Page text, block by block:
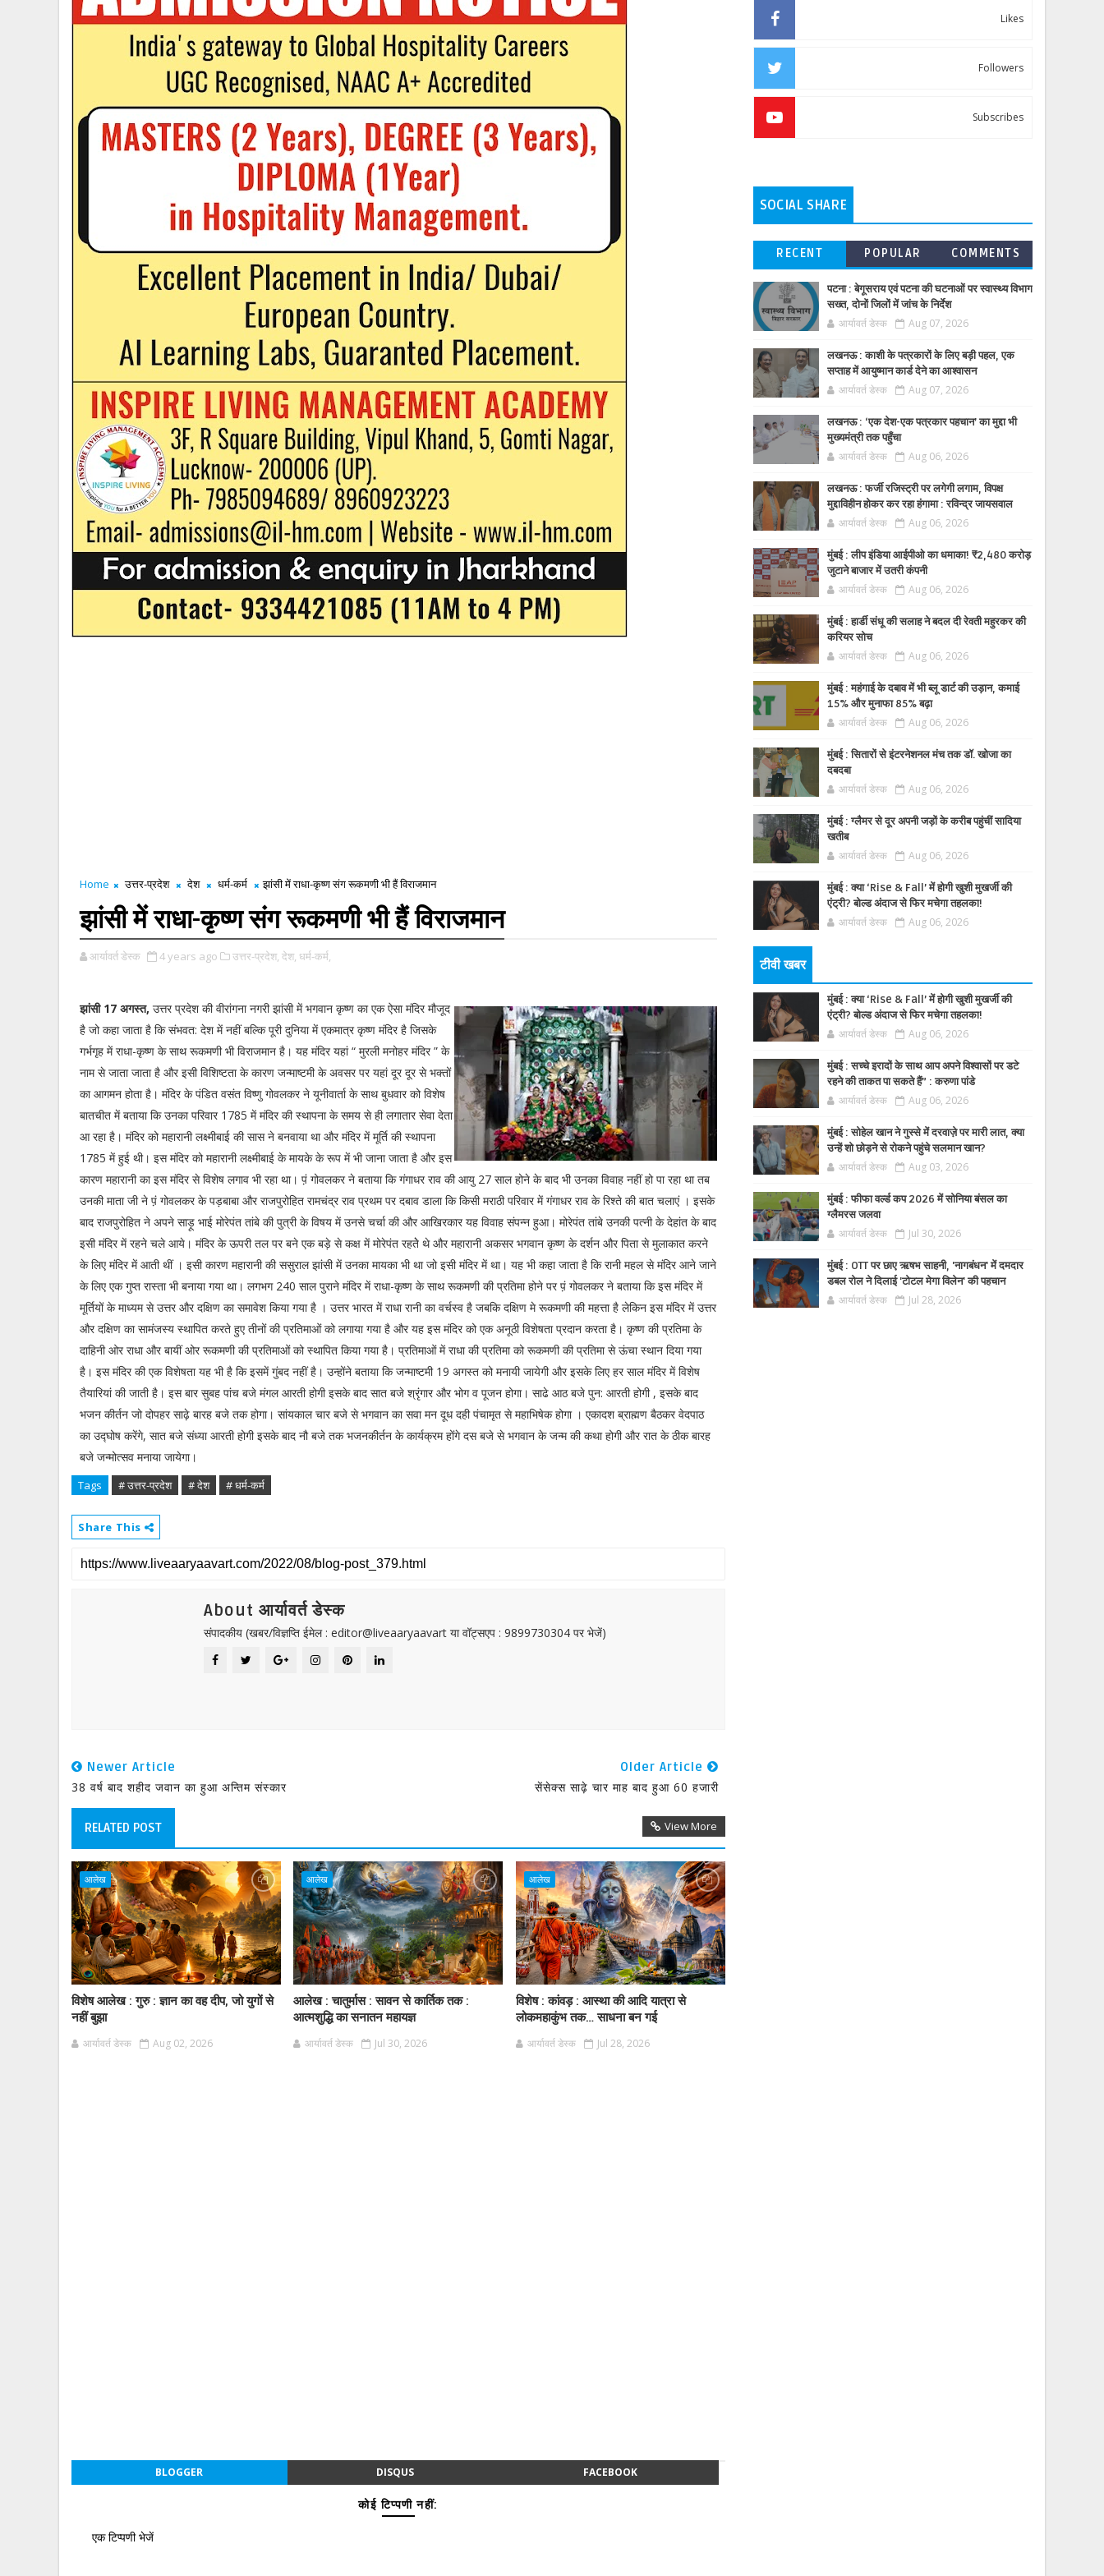
Home उत्तर-प्रदेश देश धर्म-कर्म झांसी में राधा-कृष्ण संग रूकमणी भी हैं विराजमान
झांसी में राधा-कृष्ण संग रूकमणी भी हैं विराजमान
आर्यावर्त डेस्क 4 years ago उत्तर-प्रदेश, देश, धर्म-कर्म,
झांसी 17 अगस्त, उत्तर प्रदेश की वीरांगना नगरी झांसी में भगवान कृष्ण का एक ऐसा मंदिर मौजूद
है जो कहा जाता है कि संभवत: देश में नहीं बल्कि पूरी दुनिया में एकमात्र कृष्ण मंदिर है जिसके
गर्भगृह में राधा-कृष्ण के साथ रूकमणी भी विराजमान है। यह मंदिर यहां “ मुरली मनोहर मंदिर ” के
नाम से जाता जाता है और इसी विशिष्टता के कारण जन्माष्टमी के अवसर पर यहां दूर दूर से भक्तों
का आगमन होता है। मंदिर के पंडित वसंत विष्णु गोवलकर ने यूनीवार्ता के साथ बुधवार को विशेष
बातचीत में बताया कि उनका परिवार 1785 में मंदिर की स्थापना के समय से ही लगातार सेवा देता
आ रहा है। मंदिर को महारानी लक्ष्मीबाई की सास ने बनवाया था और मंदिर में मूर्ति की स्थापना
1785 में हुई थी। इस मंदिर को महारानी लक्ष्मीबाई के मायके के रूप में भी जाना जाता है और इस
कारण महारानी का इस मंदिर से विशेष लगाव भी रहा था। प़ं गोवलकर ने बताया कि गंगाधर राव की आयु 27 साल होने के बाद भी उनका विवाह नहीं हो पा रहा था तब
उनकी माता जी ने प़ं गोवलकर के पड़बाबा और राजपुरोहित रामचंद्र राव प्रथम पर दबाव डाला कि किसी मराठी परिवार में गंगाधर राव के रिश्ते की बात चलाएं । इसके
बाद राजपुरोहित ने अपने साड़ू भाई मोरेपंत तांबे की पुत्री के विषय में उनसे चर्चा की और आखिरकार यह विवाह संपन्न हुआ। मोरेपंत तांबे उनकी पत्नी के देहांत के बाद
इसी मंदिर में रहने चले आये। मंदिर के ऊपरी तल पर बने एक बड़े से कक्ष में मोरेपंत रहतेे थे और महारानी अकसर भगवान कृष्ण के दर्शन और पिता से मुलाकात करने
के लिए मंदिर में आती थीं । इसी कारण महारानी की ससुराल झांसी में उनका मायका भी था जो इसी मंदिर में था। यह भी कहा जाता है कि रानी महल से मंदिर आने जाने
के लिए एक गुप्त रास्ता भी बनाया गया था। लगभग 240 साल पुराने मंदिर में राधा-कृष्ण के साथ रूकमणी की प्रतिमा होने पर प़ं गोवलकर ने बताया कि इस मंदिर में
मूर्तियों के माध्यम से उत्तर और दक्षिण का समावेश किया गया है । उत्तर भारत में राधा रानी का वर्चस्व है जबकि दक्षिण मे रूकमणी की महत्ता है लेकिन इस मंदिर में उत्तर
और दक्षिण का सामंजस्य स्थापित करते हुए तीनों की प्रतिमाओं को लगाया गया है और यह इस मंदिर को एक अनूठी विशेषता प्रदान करता है। कृष्ण की प्रतिमा के
दाहिनी ओर राधा और बायीं ओर रूकमणी की प्रतिमाओं को स्थापित किया गया है। प्रतिमाओं में राधा की प्रतिमा को रूकमणी की प्रतिमा से ऊंचा स्थान दिया गया
है। इस मंदिर की एक विशेषता यह भी है कि इसमें गुंबद नहीं है। उन्होंने बताया कि जन्माष्टमी 19 अगस्त को मनायी जायेगी और इसके लिए हर साल मंदिर में विशेष
तैयारियां की जाती है। इस बार सुबह पांच बजे मंगल आरती होगी इसके बाद सात बजे श्रृंगार और भोग व पूजन होगा। साढे आठ बजे पुन: आरती होगी , इसके बाद
भजन कीर्तन जो दोपहर साढ़े बारह बजे तक होगा। सांयकाल चार बजे से भगवान का सवा मन दूध दही पंचामृत से महाभिषेक होगा । एकादश ब्राह्मण बैठकर वेदपाठ
का उद्घोष करेंगे, सात बजे संध्या आरती होगी इसके बाद नौ बजे तक भजनकीर्तन के कार्यक्रम होंगे दस बजे से भगवान के जन्म की कथा होगी और रात के ठीक बारह
बजे जन्मोत्सव मनाया जायेगा।
Tags # उत्तर-प्रदेश # देश # धर्म-कर्म
Share This
About आर्यावर्त डेस्क
संपादकीय (खबर/विज्ञप्ति ईमेल : editor@liveaaryaavart या वॉट्सएप : 9899730304 पर भेजें)
Newer Article
38 वर्ष बाद शहीद जवान का हुआ अन्तिम संस्कार
Older Article
सेंसेक्स साढ़े चार माह बाद हुआ 60 हजारी
RELATED POST View More
आलेख
विशेष आलेख : गुरु : ज्ञान का वह दीप, जो युगों से
नहीं बुझा
आर्यावर्त डेस्क Aug 02, 2026
आलेख
आलेख : चातुर्मास : सावन से कार्तिक तक :
आत्मशुद्धि का सनातन महायज्ञ
आर्यावर्त डेस्क Jul 30, 2026
आलेख
विशेष : कांवड़ : आस्था की आदि यात्रा से
लोकमहाकुंभ तक… साधना बन गई
आर्यावर्त डेस्क Jul 28, 2026
BLOGGER DISQUS FACEBOOK
कोई टिप्पणी नहीं:
एक टिप्पणी भेजें
Likes
Followers
Subscribes
SOCIAL SHARE
RECENT POPULAR COMMENTS
पटना : बेगूसराय एवं पटना की घटनाओं पर स्वास्थ्य विभाग
सख्त, दोनों जिलों में जांच के निर्देश
आर्यावर्त डेस्क Aug 07, 2026
लखनऊ : काशी के पत्रकारों के लिए बड़ी पहल, एक
सप्ताह में आयुष्मान कार्ड देने का आश्वासन
आर्यावर्त डेस्क Aug 07, 2026
लखनऊ : ‘एक देश-एक पत्रकार पहचान’ का मुद्दा भी
मुख्यमंत्री तक पहुँचा
आर्यावर्त डेस्क Aug 06, 2026
लखनऊ : फर्जी रजिस्ट्री पर लगेगी लगाम, विपक्ष
मुद्दाविहीन होकर कर रहा हंगामा : रविन्द्र जायसवाल
आर्यावर्त डेस्क Aug 06, 2026
मुंबई : लीप इंडिया आईपीओ का धमाका! ₹2,480 करोड़
जुटाने बाजार में उतरी कंपनी
आर्यावर्त डेस्क Aug 06, 2026
मुंबई : हार्डी संधू की सलाह ने बदल दी रेवती महुरकर की
करियर सोच
आर्यावर्त डेस्क Aug 06, 2026
मुंबई : महंगाई के दबाव में भी ब्लू डार्ट की उड़ान, कमाई
15% और मुनाफा 85% बढ़ा
आर्यावर्त डेस्क Aug 06, 2026
मुंबई : सितारों से इंटरनेशनल मंच तक डॉ. खोजा का
दबदबा
आर्यावर्त डेस्क Aug 06, 2026
मुंबई : ग्लैमर से दूर अपनी जड़ों के करीब पहुंचीं सादिया
खतीब
आर्यावर्त डेस्क Aug 06, 2026
मुंबई : क्या ‘Rise & Fall’ में होगी खुशी मुखर्जी की
एंट्री? बोल्ड अंदाज से फिर मचेगा तहलका!
आर्यावर्त डेस्क Aug 06, 2026
टीवी खबर
मुंबई : क्या ‘Rise & Fall’ में होगी खुशी मुखर्जी की
एंट्री? बोल्ड अंदाज से फिर मचेगा तहलका!
आर्यावर्त डेस्क Aug 06, 2026
मुंबई : सच्चे इरादों के साथ आप अपने विश्वासों पर डटे
रहने की ताकत पा सकते हैं” : करुणा पांडे
आर्यावर्त डेस्क Aug 06, 2026
मुंबई : सोहेल खान ने गुस्से में दरवाज़े पर मारी लात, क्या
उन्हें शो छोड़ने से रोकने पहुंचे सलमान खान?
आर्यावर्त डेस्क Aug 03, 2026
मुंबई : फीफा वर्ल्ड कप 2026 में सोनिया बंसल का
ग्लैमरस जलवा
आर्यावर्त डेस्क Jul 30, 2026
मुंबई : OTT पर छाए ऋषभ साहनी, 'नागबंधन' में दमदार
डबल रोल ने दिलाई 'टोटल मेगा विलेन' की पहचान
आर्यावर्त डेस्क Jul 28, 2026